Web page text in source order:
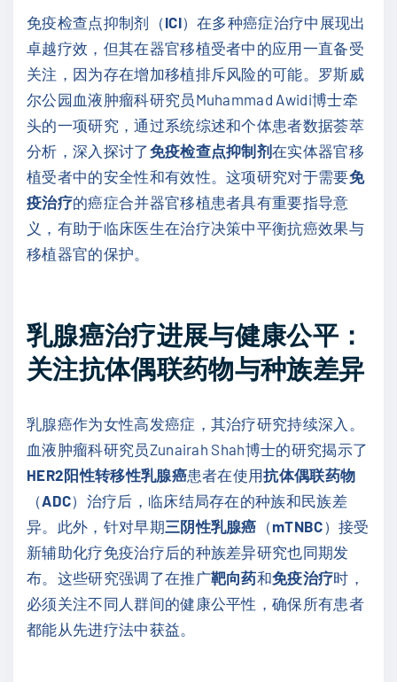
免疫检查点抑制剂（ICI）在多种癌症治疗中展现出
卓越疗效，但其在器官移植受者中的应用一直备受
关注，因为存在增加移植排斥风险的可能。罗斯威
尔公园血液肿瘤科研究员Muhammad Awidi博士牵
头的一项研究，通过系统综述和个体患者数据荟萃
分析，深入探讨了免疫检查点抑制剂在实体器官移
植受者中的安全性和有效性。这项研究对于需要免
疫治疗的癌症合并器官移植患者具有重要指导意
义，有助于临床医生在治疗决策中平衡抗癌效果与
移植器官的保护。
乳腺癌治疗进展与健康公平：
关注抗体偶联药物与种族差异
乳腺癌作为女性高发癌症，其治疗研究持续深入。
血液肿瘤科研究员Zunairah Shah博士的研究揭示了
HER2阳性转移性乳腺癌患者在使用抗体偶联药物
（ADC）治疗后，临床结局存在的种族和民族差
异。此外，针对早期三阴性乳腺癌 （mTNBC）接受
新辅助化疗免疫治疗后的种族差异研究也同期发
布。这些研究强调了在推广靶向药和免疫治疗时，
必须关注不同人群间的健康公平性，确保所有患者
都能从先进疗法中获益。